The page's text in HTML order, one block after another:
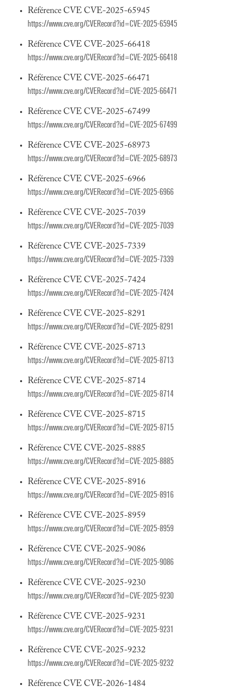
Référence CVE CVE-2025-65945
https://www.cve.org/CVERecord?id=CVE-2025-65945
Référence CVE CVE-2025-66418
https://www.cve.org/CVERecord?id=CVE-2025-66418
Référence CVE CVE-2025-66471
https://www.cve.org/CVERecord?id=CVE-2025-66471
Référence CVE CVE-2025-67499
https://www.cve.org/CVERecord?id=CVE-2025-67499
Référence CVE CVE-2025-68973
https://www.cve.org/CVERecord?id=CVE-2025-68973
Référence CVE CVE-2025-6966
https://www.cve.org/CVERecord?id=CVE-2025-6966
Référence CVE CVE-2025-7039
https://www.cve.org/CVERecord?id=CVE-2025-7039
Référence CVE CVE-2025-7339
https://www.cve.org/CVERecord?id=CVE-2025-7339
Référence CVE CVE-2025-7424
https://www.cve.org/CVERecord?id=CVE-2025-7424
Référence CVE CVE-2025-8291
https://www.cve.org/CVERecord?id=CVE-2025-8291
Référence CVE CVE-2025-8713
https://www.cve.org/CVERecord?id=CVE-2025-8713
Référence CVE CVE-2025-8714
https://www.cve.org/CVERecord?id=CVE-2025-8714
Référence CVE CVE-2025-8715
https://www.cve.org/CVERecord?id=CVE-2025-8715
Référence CVE CVE-2025-8885
https://www.cve.org/CVERecord?id=CVE-2025-8885
Référence CVE CVE-2025-8916
https://www.cve.org/CVERecord?id=CVE-2025-8916
Référence CVE CVE-2025-8959
https://www.cve.org/CVERecord?id=CVE-2025-8959
Référence CVE CVE-2025-9086
https://www.cve.org/CVERecord?id=CVE-2025-9086
Référence CVE CVE-2025-9230
https://www.cve.org/CVERecord?id=CVE-2025-9230
Référence CVE CVE-2025-9231
https://www.cve.org/CVERecord?id=CVE-2025-9231
Référence CVE CVE-2025-9232
https://www.cve.org/CVERecord?id=CVE-2025-9232
Référence CVE CVE-2026-1484